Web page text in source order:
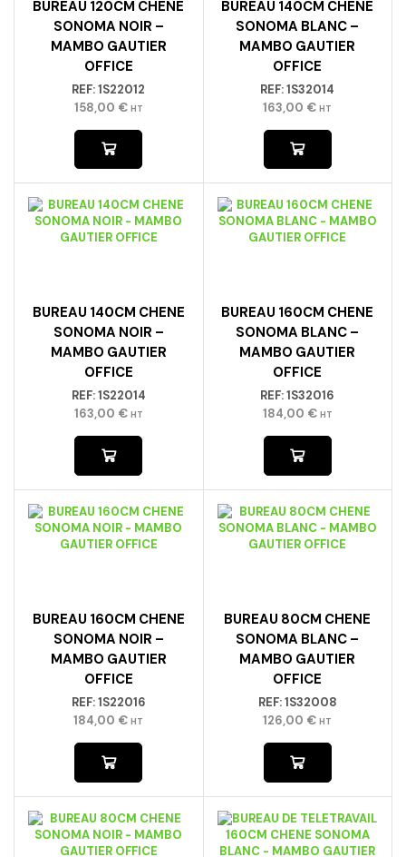
BUREAU 120CM CHENE
SONOMA NOIR –
MAMBO GAUTIER
OFFICE
REF:1S22012
158,00 € HT
BUREAU 140CM CHENE
SONOMA BLANC –
MAMBO GAUTIER
OFFICE
REF:1S32014
163,00 € HT
BUREAU 140CM CHENE
SONOMA NOIR –
MAMBO GAUTIER
OFFICE
REF:1S22014
163,00 € HT
BUREAU 160CM CHENE
SONOMA BLANC –
MAMBO GAUTIER
OFFICE
REF:1S32016
184,00 € HT
BUREAU 160CM CHENE
SONOMA NOIR –
MAMBO GAUTIER
OFFICE
REF:1S22016
184,00 € HT
BUREAU 80CM CHENE
SONOMA BLANC –
MAMBO GAUTIER
OFFICE
REF:1S32008
126,00 € HT